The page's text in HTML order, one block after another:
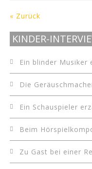
« Zurück
KINDER-
Ein blinder Musiker
Die
Ein Schauspieler
Beim
Zu Gast bei einer